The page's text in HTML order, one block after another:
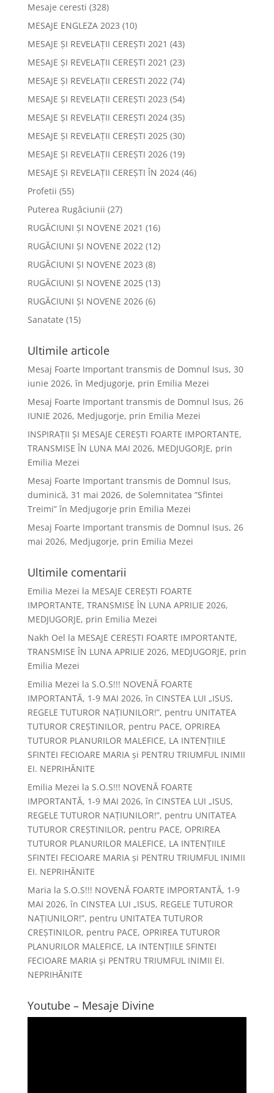
Mesaje ceresti (328)
MESAJE ENGLEZA 2023 (10)
MESAJE ȘI REVELAȚII CEREȘTI 2021 (43)
MESAJE ȘI REVELAȚII CEREȘTI 2021 (23)
MESAJE ȘI REVELAȚII CERESTI 2022 (74)
MESAJE ȘI REVELAȚII CEREȘTI 2023 (54)
MESAJE ȘI REVELAȚII CEREȘTI 2024(35)
MESAJE ȘI REVELAȚII CEREȘTI 2025(30)
MESAJE ȘI REVELAȚII CEREȘTI 2026(19)
MESAJE ȘI REVELAȚII CEREȘTI ÎN 2024(46)
Profetii (55)
Puterea Rugăciunii (27)
RUGĂCIUNI ȘI NOVENE 2021 (16)
RUGĂCIUNI ȘI NOVENE 2022 (12)
RUGĂCIUNI ȘI NOVENE 2023 (8)
RUGĂCIUNI ȘI NOVENE 2025(13)
RUGĂCIUNI ȘI NOVENE 2026(6)
Sanatate (15)
Ultimile articole
Mesaj Foarte Important transmis de Domnul Isus, 30
iunie 2026, în Medjugorje, prin Emilia Mezei
Mesaj Foarte Important transmis de Domnul Isus, 26
IUNIE 2026, Medjugorje, prin Emilia Mezei
INSPIRAȚII ȘI MESAJE CEREȘTI FOARTE IMPORTANTE,
TRANSMISE ÎN LUNA MAI 2026, MEDJUGORJE, prin
Emilia Mezei
Mesaj Foarte Important transmis de Domnul Isus,
duminică, 31 mai 2026, de Solemnitatea ”Sfintei
Treimi” în Medjugorje prin Emilia Mezei
Mesaj Foarte Important transmis de Domnul Isus, 26
mai 2026, Medjugorje, prin Emilia Mezei
Ultimile comentarii
Emilia Mezei la MESAJE CEREȘTI FOARTE
IMPORTANTE, TRANSMISE ÎN LUNA APRILIE 2026,
MEDJUGORJE, prin Emilia Mezei
Nakh Oel la MESAJE CEREȘTI FOARTE IMPORTANTE,
TRANSMISE ÎN LUNA APRILIE 2026, MEDJUGORJE, prin
Emilia Mezei
Emilia Mezei la S.O.S!!! NOVENĂ FOARTE
IMPORTANTĂ, 1-9 MAI 2026, în CINSTEA LUI „ISUS,
REGELE TUTUROR NAȚIUNILOR!”, pentru UNITATEA
TUTUROR CREȘTINILOR, pentru PACE, OPRIREA
TUTUROR PLANURILOR MALEFICE, LA INTENȚIILE
SFINTEI FECIOARE MARIA și PENTRU TRIUMFUL INIMII
EI. NEPRIHĂNITE
Emilia Mezei la S.O.S!!! NOVENĂ FOARTE
IMPORTANTĂ, 1-9 MAI 2026, în CINSTEA LUI „ISUS,
REGELE TUTUROR NAȚIUNILOR!”, pentru UNITATEA
TUTUROR CREȘTINILOR, pentru PACE, OPRIREA
TUTUROR PLANURILOR MALEFICE, LA INTENȚIILE
SFINTEI FECIOARE MARIA și PENTRU TRIUMFUL INIMII
EI. NEPRIHĂNITE
Maria la S.O.S!!! NOVENĂ FOARTE IMPORTANTĂ, 1-9
MAI 2026, în CINSTEA LUI „ISUS, REGELE TUTUROR
NAȚIUNILOR!”, pentru UNITATEA TUTUROR
CREȘTINILOR, pentru PACE, OPRIREA TUTUROR
PLANURILOR MALEFICE, LA INTENȚIILE SFINTEI
FECIOARE MARIA și PENTRU TRIUMFUL INIMII EI.
NEPRIHĂNITE
Youtube – Mesaje Divine